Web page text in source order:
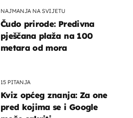
NAJMANJA NA SVIJETU
Čudo prirode: Predivna
pješčana plaža na 100
metara od mora
15 PITANJA
Kviz općeg znanja: Za one
pred kojima se i Google